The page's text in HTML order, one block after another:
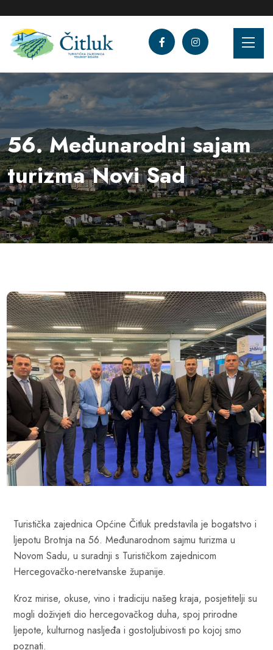
56. Međunarodni sajam
turizma Novi Sad
Turistička zajednica Općine Čitluk predstavila je bogatstvo i
ljepotu Brotnja na 56. Međunarodnom sajmu turizma u
Novom Sadu, u suradnji s Turističkom zajednicom
Hercegovačko-neretvanske županije.
Kroz mirise, okuse, vino i tradiciju našeg kraja, posjetitelji su
mogli doživjeti dio hercegovačkog duha, spoj prirodne
ljepote, kulturnog nasljeđa i gostoljubivosti po kojoj smo
poznati.